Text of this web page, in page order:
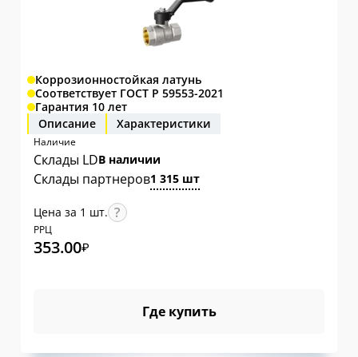
Коррозионностойкая латунь
Соответствует ГОСТ Р 59553-2021
Гарантия 10 лет
Описание
Характеристики
Наличие
Склады LDВ наличии
Склады партнеров1 315 шт
Цена за 1 шт.
РРЦ
353.00₽
Где купить